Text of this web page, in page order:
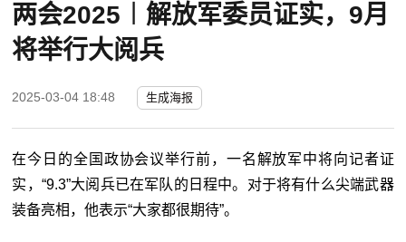
两会2025︱解放军委员证实，9月
将举行大阅兵
2025-03-04 18:48 生成海报
在今日的全国政协会议举行前，一名解放军中将向记者证
实，“9.3”大阅兵已在军队的日程中。对于将有什么尖端武器
装备亮相，他表示“大家都很期待”。